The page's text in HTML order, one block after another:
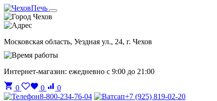
Чехов
Московская область, Уездная ул., 24, г. Чехов
Интернет-магазин: ежедневно с 9:00 до 21:00
0
0
0
8-800-234-76-04
+7 (925) 819-02-20